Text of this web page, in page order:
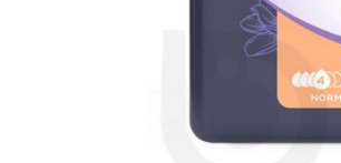
ZWEMKLEDING
CONTINENTIEHULP
ZWEMLUIER KINDEREN